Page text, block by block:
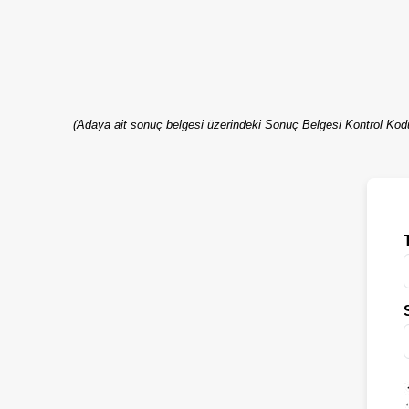
(Adaya ait sonuç belgesi üzerindeki Sonuç Belgesi Kontrol